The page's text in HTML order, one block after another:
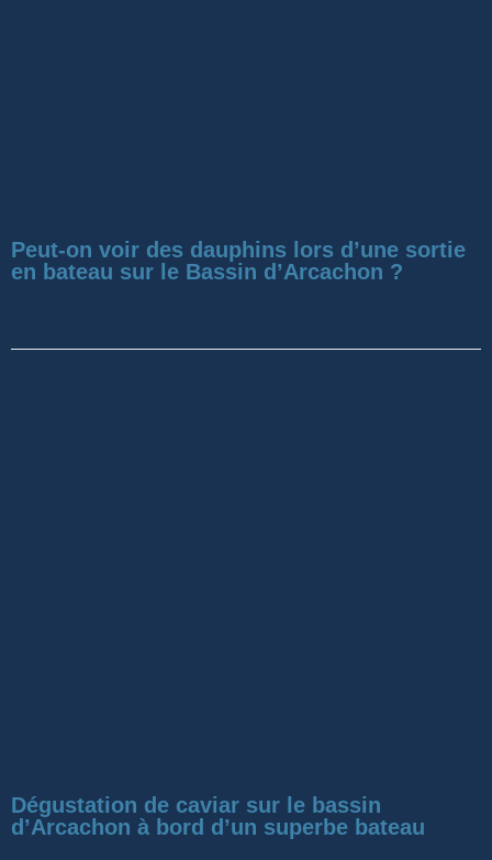
Peut-on voir des dauphins lors d’une sortie
en bateau sur le Bassin d’Arcachon ?
Dégustation de caviar sur le bassin
d’Arcachon à bord d’un superbe bateau